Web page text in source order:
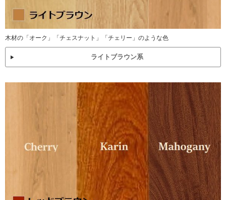
木材の「オーク」「チェスナット」「チェリー」のような色
ライトブラウン系